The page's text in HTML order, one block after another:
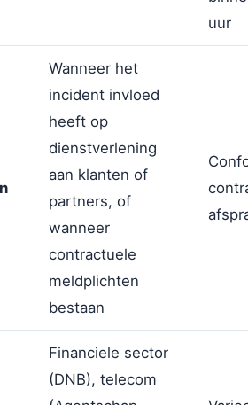
uur
Wanneer het
incident invloed
heeft op
dienstverlening
aan klanten of
partners, of
wanneer
contractuele
meldplichten
bestaan
Financiele sector
(DNB), telecom